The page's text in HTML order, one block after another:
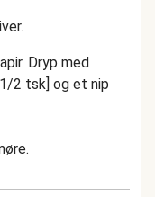
Dryp med
2 tsk] og et nip